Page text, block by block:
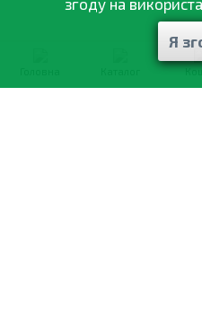
згоду на
Я